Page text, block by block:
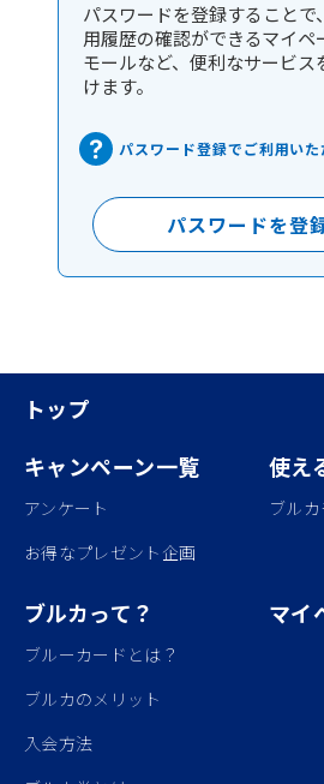
パスワードを登録することで
用履歴の確認ができるマイペ
モールなど、便利なサービス
けます。
パスワード登録でご利用い
パスワードを登
トップ
キャンペーン一覧
アンケート
お得なプレゼント企画
使え
ブル
ブルカって？
ブルーカードとは？
ブルカのメリット
入会方法
マイ